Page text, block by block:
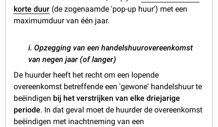
korte duur (de zogenaamde 'pop-up huur') met een
maximumduur van één jaar.
i. Opzegging van een handelshuurovereenkomst
van negen jaar (of langer)
De huurder heeft het recht om een lopende
overeenkomst betreffende een 'gewone' handelshuur te
beëindigen bij het verstrijken van elke driejarige
periode. In dat geval moet de huurder de overeenkomst
beëindigen met inachtneming van een